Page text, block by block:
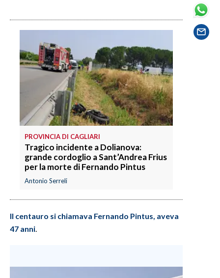
SALUTE
SARDEGNA TURISMO
SARDI NEL MONDO
3 MINUTI CON
INSULARITÀ
INFO AZIENDE
ABBONATI
ANNUNCI
PROVINCIA DI CAGLIARI
Tragico incidente a Dolianova:
grande cordoglio a Sant’Andrea Frius
per la morte di Fernando Pintus
Antonio Serreli
Il centauro si chiamava Fernando Pintus, aveva
47 anni.